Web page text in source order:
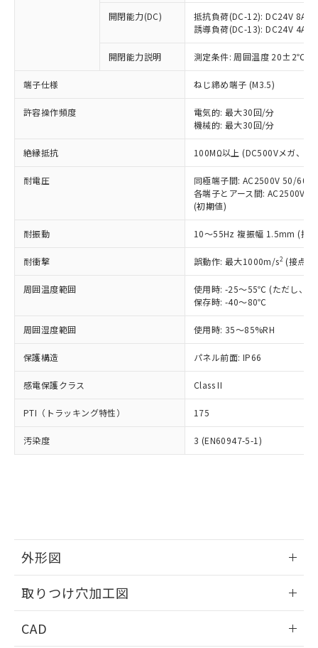
開閉能力(DC)
抵抗負荷(DC-12): DC24V 8A/
誘導負荷(DC-13): DC24V 4A/
開閉能力説明 測定条件: 周囲温度 20±2℃、
端子仕様 ねじ締め端子 (M3.5)
許容操作頻度
電気的: 最大30回/分
機械的: 最大30回/分
絶縁抵抗 100MΩ以上 (DC500Vメガ、点
耐電圧
同極端子間: AC2500V 50/
各端子とアース間: AC2500V
(初期値)
耐振動 10～55Hz 複振幅 1.5mm (接
耐衝撃 誤動作: 最大1000m/s2 (接点
周囲温度範囲
使用時: -25～55℃ (ただし、氷
保存時: -40～80℃
周囲湿度範囲 使用時: 35～85%RH
保護構造 パネル前面: IP66
感電保護クラス Class II
PTI（トラッキング特性） 175
汚染度 3 (EN60947-5-1)
外形図
取りつけ穴加工図
CAD
ことをご了承ください。
在庫状況および標準価格照会結果は、
記載している更新日時点での社内デー
タに基づき作成されるものであり、閲
覧された時点での実際の在庫および標
準価格とは異なる場合があることをご
正式な納期状況および標準価格はお客
様のお取引先、またはお客様担当のオ
ムロン制御機器販売店・当社販売員に
オムロン制御機器販売店や当社販売拠
販売ネットワーク
」をご確認
在庫状況および標準価格結果を当社の
事前の承諾なく第三者に漏洩または開
示しないようお願いします。
マイパーツ機能（部品リスト作成サー
ビス）をご利用いただくには、I-Web
メンバーズにご登録されている必要が
お客様が当ウェブサイト上で当社にご
登録された部品リストについて、当社
および当社の共同利用者が、当社の製
品・サービスに関するお客様との取
引・商談に必要な範囲で利用すること
※当社の共同利用者とは、"個人情報
の「1.共同利
用者の範囲」に記載されている法人を
いたものが、含有品と判明した場合などや
むを得ず変更することがあります。
*EU RoHS指令（10物質）：
鉛(Pb) 1000ppm以下、 水銀(Hg) 1000ppm以下、 カド
六価クロム(Cr(Ⅵ)) 1000ppm以下、ポリ臭化ビフェニル
類(PBB) 1000ppm以下、ポリ臭化ジフェニルエーテル類
(PBDE) 1000ppm以下、フタル酸ビス(2-エチルヘキシ
ル) (DEHP)(別名：DOP) 1000ppm以下、フタル酸ブチ
ルベンジル（BBP） 1000ppm以下、フタル酸ジブチル
（DBP） 1000ppm以下、フタル酸ジイソブチル
(DIBP) 1000ppm以下
但し、RoHS指令で産業用監視および制御機器に対する
フタル酸エステル類の４物質については閾値を超える意
図的な使用がないことを確認しています。
部品在庫の切り替え状況などにより、予定
月が前後することがあります。
※3 非含有証明書ダウンロード
下記の非含有証明書をダウンロードするこ
とができます。
EU RoHS指令（10物質）の非含有証明書
51物質の非含有証明書（当社基準）
※本証明書は発行日時点で非含有を証明す
るもので、過去に遡って非含有を証明する
していることから、特段のことがない限
り、2022年1月12日より割愛しておりま
す。
基準値を超えていることを示します。
「－」：未確認です。当社販売部門へお問
ム) : 100ppm、
Cr(Ⅵ)(六価クロム) : 1000ppm、 PBBs(ポリ臭化ビフェ
ニル類) : 1000ppm、 PBDEs(ポリ臭化ジフェニルエーテ
ル類) : 1000ppm、
DBP(フタル酸ジブチル) : 1000ppm、 DIBP(フタル酸ジ
イソブチル) : 1000ppm、 BBP(フタル酸ブチルベンジ
ル) : 1000ppm、
DEHP(フタル酸ビス(2-エチルヘキシル)) : 1000ppm
「ｅ」：有害物質（10物質）のすべてが基
準値以下であることを示します。
「10」：通常の使用状況下において有害物
質が外部に漏えいし、環境に深刻な影響を
及ぼさない年数を意味します。
「－」：未確認です。当社販売部門へお問
い合わせください。
当社は、これら貴社製品のうち、外国
為替および外国貿易法に定める商品
（以下｢規制貨物等」という）を輸出
または国外への提供する場合は、日本
国政府の輸出許可(または役務取引許
可)を取得するなどの必要な手続きを
当社は規制貨物を破棄する場合は、完
全に破砕するなど、違法に輸出されな
いよう必要な手段を講じます。
当社は貴社製品を、核兵器、ミサイ
ル、化学兵器、生物兵器またはその他
武器並びにこれらの製造装置等に一切
当社は、貴社製品を第三者に販売する
場合は、上記1、2および3の内容を当
該第三者に通知します。また当社は、
販売先および販売に係わる関係者が違
法に輸出するおそれがある場合は、取
り引きをいたしません。
キャンセル
説明
○ 一定数以上の在庫あり
一定数には満たないが在庫あり
在庫なし(最新の在庫状況につ
いては、お客様のお取引先、ま
たはお客様担当のオムロン制御
機器販売店・当社販売員にご確
白
受注生産機種、また在庫状況の
情報を公開していない機種